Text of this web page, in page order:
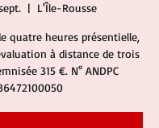
  |
L'Île-Rousse
quatre heures présentielle,
à distance de trois
315 €. N° ANDPC